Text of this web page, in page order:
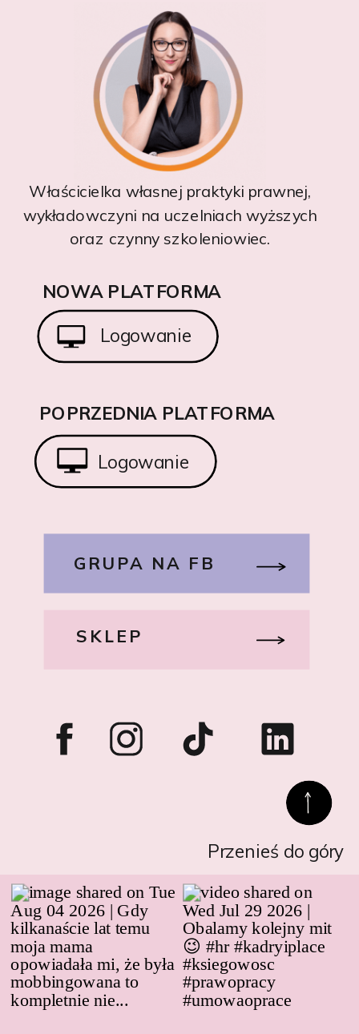
GRUPA NA FB
SKLEP
Właścicielka własnej praktyki prawnej,
wykładowczyni na uczelniach wyższych
oraz czynny szkoleniowiec.
Przenieś do góry
Logowanie
NOWA PLATFORMA
Logowanie
POPRZEDNIA PLATFORMA